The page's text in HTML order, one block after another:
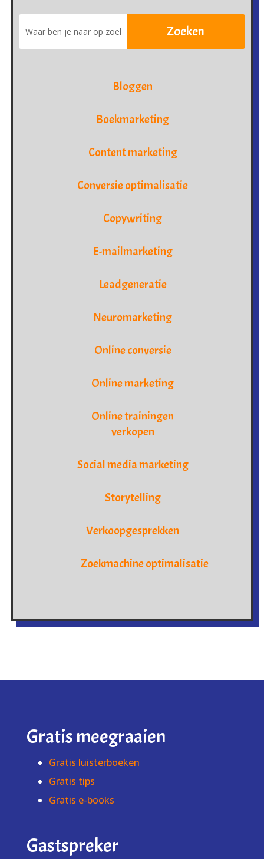
Bloggen
Boekmarketing
Content marketing
Conversie optimalisatie
Copywriting
E-mailmarketing
Leadgeneratie
Neuromarketing
Online conversie
Online marketing
Online trainingen
verkopen
Social media marketing
Storytelling
Verkoopgesprekken
Zoekmachine optimalisatie
Gratis meegraaien
Gratis luisterboeken
Gratis tips
Gratis e-books
Gastspreker